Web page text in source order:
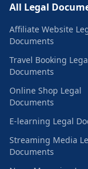
All Legal
Affiliate Website
Documents
Travel Booking
Documents
Online Shop Legal
Documents
E-learning Legal
Streaming Media
Documents